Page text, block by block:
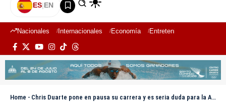
ES|EN
Nacionales Internacionales Economía Entretenimiento
Home - Chris Duarte pone en pausa su carrera y es seria duda para la AmeriCup por lesión en la espalda